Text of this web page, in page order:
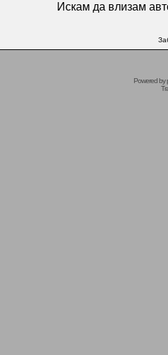
Искам да влизам
Powered by